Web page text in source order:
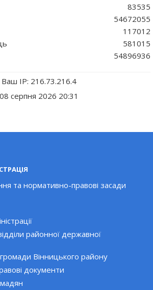
83535
54672055
117012
581015
54896936
Ваш IP: 216.73.216.4
08 серпня 2026 20:31
та нормативно-правові засади
районної державної
Вінницького району
документи